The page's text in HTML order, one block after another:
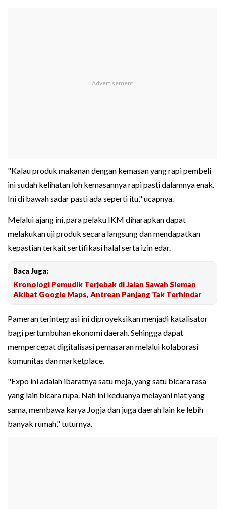
"Kalau produk makanan dengan kemasan yang rapi pembeli
ini sudah kelihatan loh kemasannya rapi pasti dalamnya enak.
Ini di bawah sadar pasti ada seperti itu," ucapnya.
Melalui ajang ini, para pelaku IKM diharapkan dapat
melakukan uji produk secara langsung dan mendapatkan
kepastian terkait sertifikasi halal serta izin edar.
Baca Juga:
Kronologi Pemudik Terjebak di Jalan Sawah Sleman
Akibat Google Maps, Antrean Panjang Tak Terhindar
Pameran terintegrasi ini diproyeksikan menjadi katalisator
bagi pertumbuhan ekonomi daerah. Sehingga dapat
mempercepat digitalisasi pemasaran melalui kolaborasi
komunitas dan marketplace.
"Expo ini adalah ibaratnya satu meja, yang satu bicara rasa
yang lain bicara rupa. Nah ini keduanya melayani niat yang
sama, membawa karya Jogja dan juga daerah lain ke lebih
banyak rumah," tuturnya.